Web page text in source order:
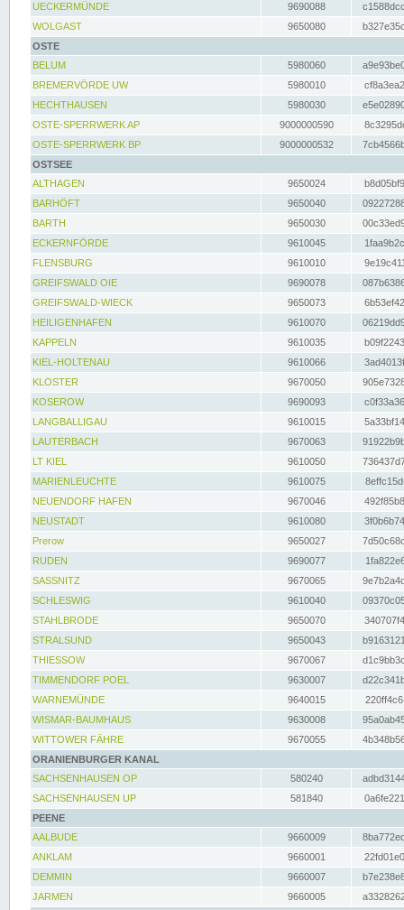
UECKERMÜNDE
9690088
WOLGAST
9650080
OSTE
BELUM
5980060
BREMERVÖRDE UW
5980010
HECHTHAUSEN
5980030
OSTE-SPERRWERK AP
9000000590
OSTE-SPERRWERK BP
9000000532
OSTSEE
ALTHAGEN
9650024
BARHÖFT
9650040
BARTH
9650030
ECKERNFÖRDE
9610045
FLENSBURG
9610010
GREIFSWALD OIE
9690078
GREIFSWALD-WIECK
9650073
HEILIGENHAFEN
9610070
KAPPELN
9610035
KIEL-HOLTENAU
9610066
KLOSTER
9670050
KOSEROW
9690093
LANGBALLIGAU
9610015
LAUTERBACH
9670063
LT KIEL
9610050
MARIENLEUCHTE
9610075
NEUENDORF HAFEN
9670046
NEUSTADT
9610080
Prerow
9650027
RUDEN
9690077
SASSNITZ
9670065
SCHLESWIG
9610040
STAHLBRODE
9650070
STRALSUND
9650043
THIESSOW
9670067
TIMMENDORF POEL
9630007
WARNEMÜNDE
9640015
WISMAR-BAUMHAUS
9630008
WITTOWER FÄHRE
9670055
ORANIENBURGER KANAL
SACHSENHAUSEN OP
580240
SACHSENHAUSEN UP
581840
PEENE
AALBUDE
9660009
ANKLAM
9660001
DEMMIN
9660007
JARMEN
9660005